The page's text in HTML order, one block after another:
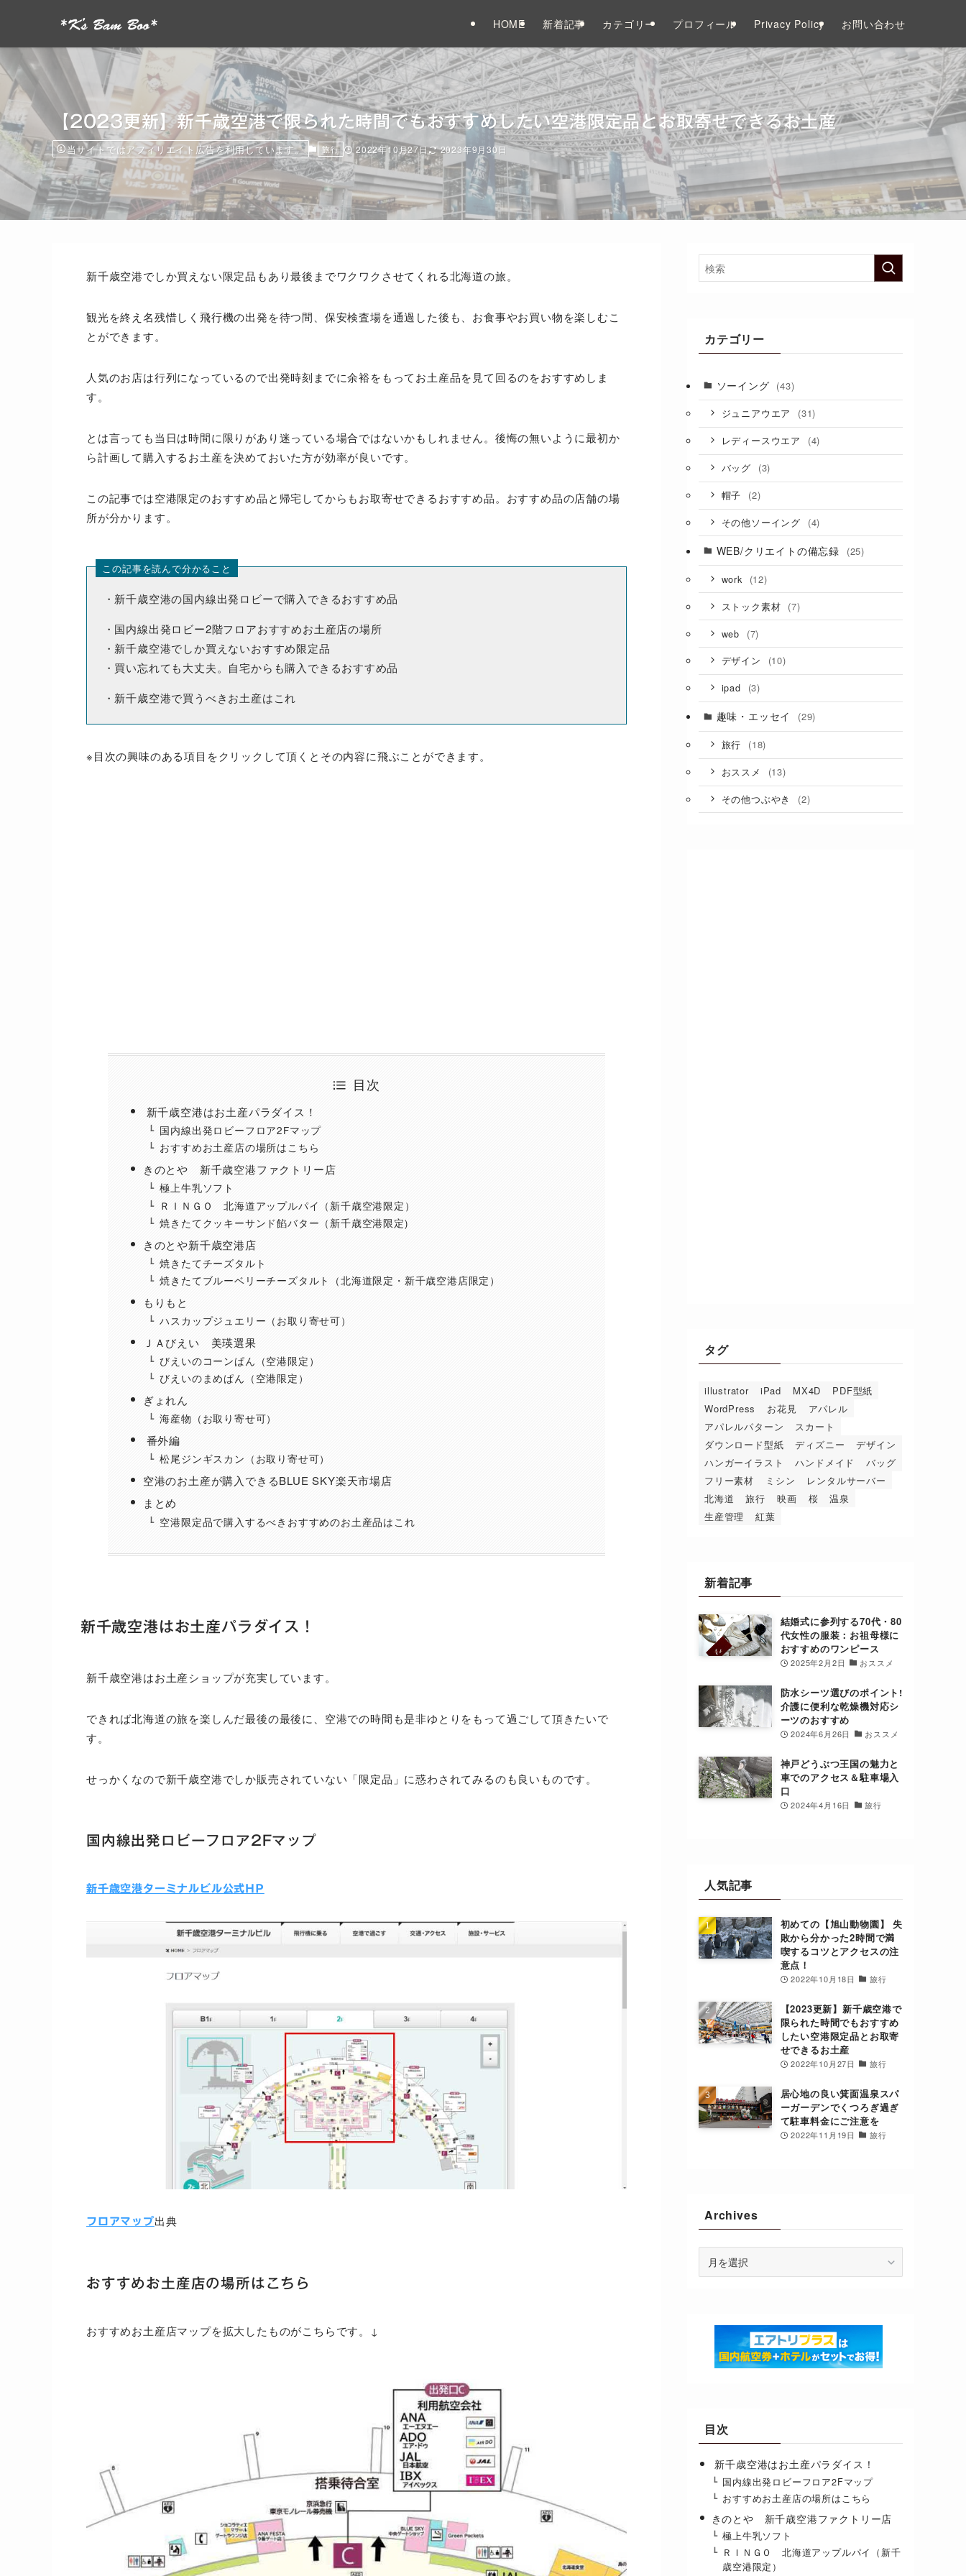
HOME 新着記事 カテゴリー プロフィール Privacy Policy お問い合わせ
【2023更新】新千歳空港で限られた時間でもおすすめしたい空港限定品とお取寄せできるお土産
当サイトではアフィリエイト広告を利用しています。 旅行 2022年10月27日 2023年9月30日
新千歳空港でしか買えない限定品もあり最後までワクワクさせてくれる北海道の旅。
観光を終え名残惜しく飛行機の出発を待つ間、 保安検査場を通過した後も、お食事やお買い物を楽しむこ
とができます。
人気のお店は行列になっているので出発時刻までに余裕をもってお土産品を見て回るのをおすすめしま
す。
とは言っても当日は時間に限りがあり迷っている場合ではないかもしれません。後悔の無いように最初か
ら計画して購入するお土産を決めておいた方が効率が良いです。
この記事では空港限定のおすすめ品と帰宅してからもお取寄せできるおすすめ品。おすすめ品の店舗の場
所が分かります。
この記事を読んで分かること
・新千歳空港の国内線出発ロビーで購入できるおすすめ品
・国内線出発ロビー2階フロアおすすめお土産店の場所
・新千歳空港でしか買えないおすすめ限定品
・買い忘れても大丈夫。自宅からも購入できるおすすめ品
・新千歳空港で買うべきお土産はこれ
※目次の興味のある項目をクリックして頂くとその内容に飛ぶことができます。
目次
新千歳空港はお土産パラダイス！
国内線出発ロビーフロア2Fマップ
おすすめお土産店の場所はこちら
きのとや 新千歳空港ファクトリー店
極上牛乳ソフト
ＲＩＮＧＯ 北海道アップルパイ（新千歳空港限定）
焼きたてクッキーサンド餡バター（新千歳空港限定)
きのとや新千歳空港店
焼きたてチーズタルト
焼きたてブルーベリーチーズタルト（北海道限定・新千歳空港店限定）
もりもと
ハスカップジュエリー（お取り寄せ可）
ＪＡびえい 美瑛選果
びえいのコーンぱん（空港限定）
びえいのまめぱん（空港限定）
ぎょれん
海産物（お取り寄せ可）
番外編
松尾ジンギスカン（お取り寄せ可）
空港のお土産が購入できるBLUE SKY楽天市場店
まとめ
空港限定品で購入するべきおすすめのお土産品はこれ
新千歳空港はお土産パラダイス！
新千歳空港はお土産ショップが充実しています。
できれば北海道の旅を楽しんだ最後の最後に、空港での時間も是非ゆとりをもって過ごして頂きたいで
す。
せっかくなので新千歳空港でしか販売されていない「限定品」に惑わされてみるのも良いものです。
国内線出発ロビーフロア2Fマップ
新千歳空港ターミナルビル公式HP
フロアマップ出典
おすすめお土産店の場所はこちら
おすすめお土産店マップを拡大したものがこちらです。↓
カテゴリー
ソーイング (43)
ジュニアウエア (31)
レディースウエア (4)
バッグ (3)
帽子 (2)
その他ソーイング (4)
WEB/クリエイトの備忘録 (25)
work (12)
ストック素材 (7)
web (7)
デザイン (10)
ipad (3)
趣味・エッセイ (29)
旅行 (18)
おススメ (13)
その他つぶやき (2)
タグ
illustrator iPad MX4D
PDF型紙
WordPress
お花見
アパレル
アパレルパターン
スカート
ダウンロード型紙
ディズニー
デザイン
ハンガーイラスト
ハンドメイド
バッグ
フリー素材
ミシン
レンタルサーバー
北海道
旅行 映画 桜
温泉
生産管理
紅葉
新着記事
結婚式に参列する70代・80
代女性の服装：お祖母様に
おすすめのワンピース
2025年2月2日 おススメ
防水シーツ選びのポイント!
介護に便利な乾燥機対応シ
ーツのおすすめ
2024年6月26日 おススメ
神戸どうぶつ王国の魅力と
車でのアクセス＆駐車場入
口
2024年4月16日 旅行
人気記事
初めての【旭山動物園】 失
敗から分かった2時間で満
喫するコツとアクセスの注
意点！
2022年10月18日 旅行
【2023更新】新千歳空港で
限られた時間でもおすすめ
したい空港限定品とお取寄
せできるお土産
2022年10月27日 旅行
居心地の良い箕面温泉スパ
ーガーデンでくつろぎ過ぎ
て駐車料金にご注意を
2022年11月19日 旅行
Archives
Archives
目次
新千歳空港はお土産パラダイス！
国内線出発ロビーフロア2Fマップ
おすすめお土産店の場所はこちら
きのとや 新千歳空港ファクトリー店
極上牛乳ソフト
ＲＩＮＧＯ 北海道アップルパイ（新千
歳空港限定）